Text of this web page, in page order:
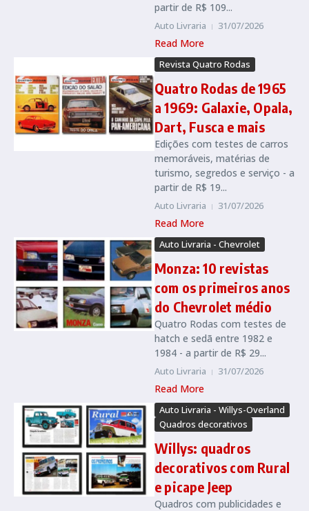
partir de R$ 109...
Auto Livraria 31/07/2026
Read More
Revista Quatro Rodas
Quatro Rodas de 1965
a 1969: Galaxie, Opala,
Dart, Fusca e mais
Edições com testes de carros
memoráveis, matérias de
turismo, segredos e serviço - a
partir de R$ 19...
Auto Livraria 31/07/2026
Read More
Auto Livraria - Chevrolet
Monza: 10 revistas
com os primeiros anos
do Chevrolet médio
Quatro Rodas com testes de
hatch e sedã entre 1982 e
1984 - a partir de R$ 29...
Auto Livraria 31/07/2026
Read More
Auto Livraria - Willys-Overland
Quadros decorativos
Willys: quadros
decorativos com Rural
e picape Jeep
Quadros com publicidades e